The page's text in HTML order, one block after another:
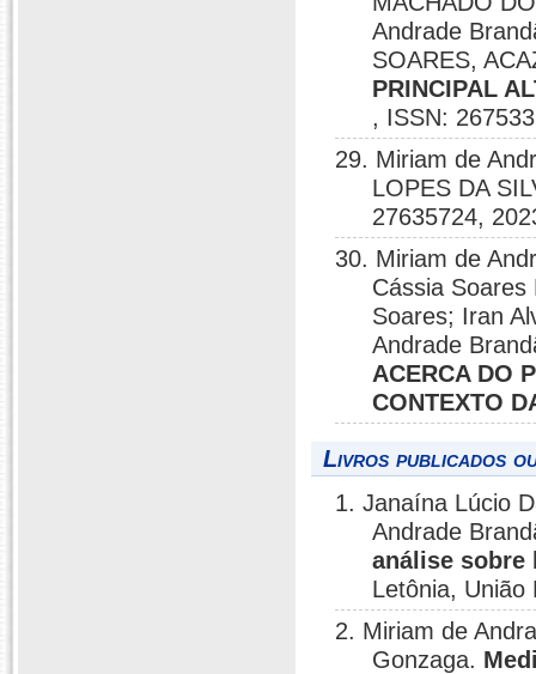
Andrade
SOARES,
PRINCIPAL
, ISSN:
29. Miriam de
LOPES DA
27635724,
30. Miriam de
Cássia
Soares; Iran
Andrade
ACERCA DO
CONTEXTO
Livros publicados
1. Janaína Lúcio
Andrade
análise sobre
Letônia, União
2. Miriam de
Gonzaga.